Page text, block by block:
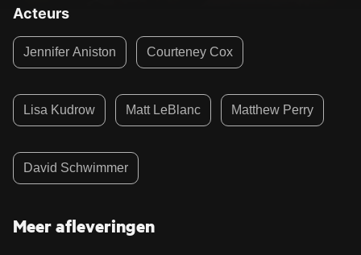
Acteurs
Jennifer Aniston Courteney Cox
Lisa Kudrow Matt LeBlanc Matthew Perry
David Schwimmer
Meer afleveringen